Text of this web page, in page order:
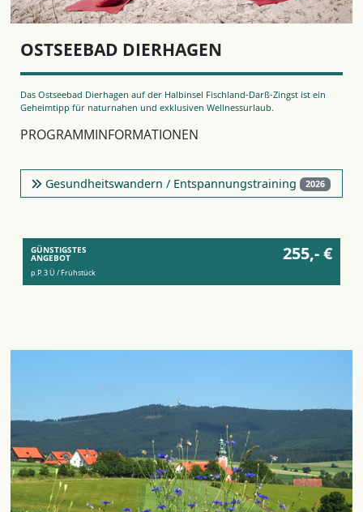
OSTSEEBAD DIERHAGEN
Das Ostseebad Dierhagen auf der Halbinsel Fischland-Darß-Zingst ist ein
Geheimtipp für naturnahen und exklusiven Wellnessurlaub.
PROGRAMMINFORMATIONEN
Gesundheitswandern / Entspannungstraining 2026
GÜNSTIGSTES
ANGEBOT 255,- €
p.P. 3 Ü / Frühstück